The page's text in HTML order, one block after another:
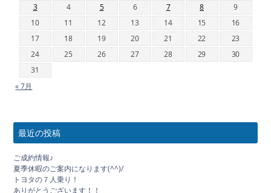
3
4 5 6 7 8
9
10
11 12 13 14 15
16
17
18 19 20 21 22
23
24
25 26 27 28 29
30
31
« 7月
最近の投稿
ご成約情報♪
夏季休暇のご案内になります(^^)/
トヨタの７人乗り！
ありがとうございます！！